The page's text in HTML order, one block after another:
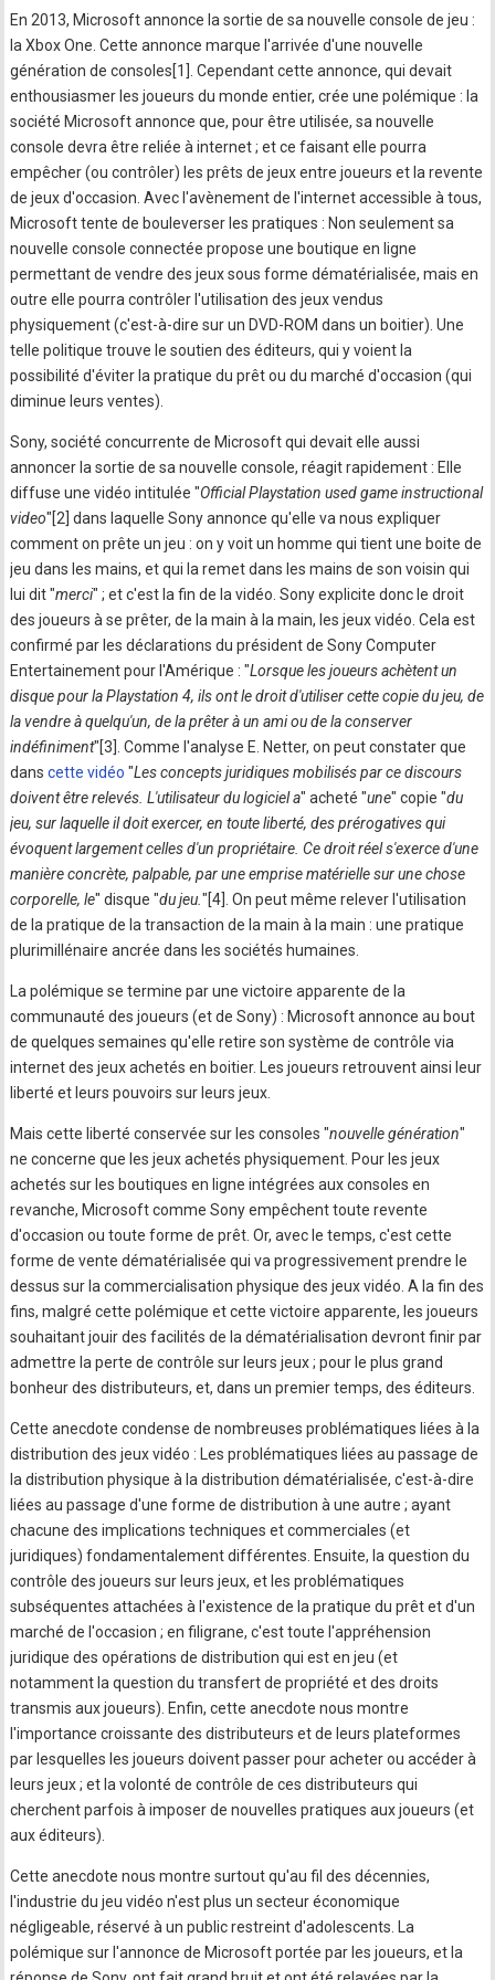
En 2013, Microsoft annonce la sortie de sa nouvelle console de jeu :
la Xbox One. Cette annonce marque l'arrivée d'une nouvelle
génération de consoles[1]. Cependant cette annonce, qui devait
enthousiasmer les joueurs du monde entier, crée une polémique : la
société Microsoft annonce que, pour être utilisée, sa nouvelle
console devra être reliée à internet ; et ce faisant elle pourra
empêcher (ou contrôler) les prêts de jeux entre joueurs et la revente
de jeux d'occasion. Avec l'avènement de l'internet accessible à tous,
Microsoft tente de bouleverser les pratiques : Non seulement sa
nouvelle console connectée propose une boutique en ligne
permettant de vendre des jeux sous forme dématérialisée, mais en
outre elle pourra contrôler l'utilisation des jeux vendus
physiquement (c'est-à-dire sur un DVD-ROM dans un boitier). Une
telle politique trouve le soutien des éditeurs, qui y voient la
possibilité d'éviter la pratique du prêt ou du marché d'occasion (qui
diminue leurs ventes).
Sony, société concurrente de Microsoft qui devait elle aussi
annoncer la sortie de sa nouvelle console, réagit rapidement : Elle
diffuse une vidéo intitulée "Official Playstation used game instructional
video"[2] dans laquelle Sony annonce qu'elle va nous expliquer
comment on prête un jeu : on y voit un homme qui tient une boite de
jeu dans les mains, et qui la remet dans les mains de son voisin qui
lui dit "merci" ; et c'est la fin de la vidéo. Sony explicite donc le droit
des joueurs à se prêter, de la main à la main, les jeux vidéo. Cela est
confirmé par les déclarations du président de Sony Computer
Entertainement pour l'Amérique : "Lorsque les joueurs achètent un
disque pour la Playstation 4, ils ont le droit d'utiliser cette copie du jeu, de
la vendre à quelqu'un, de la prêter à un ami ou de la conserver
indéfiniment"[3]. Comme l'analyse E. Netter, on peut constater que
danscette vidéo "Les concepts juridiques mobilisés par ce discours
doivent être relevés. L'utilisateur du logiciel a" acheté "une" copie "du
jeu, sur laquelle il doit exercer, en toute liberté, des prérogatives qui
évoquent largement celles d'un propriétaire. Ce droit réel s'exerce d'une
manière concrète, palpable, par une emprise matérielle sur une chose
corporelle, le" disque "du jeu."[4]. On peut même relever l'utilisation
de la pratique de la transaction de la main à la main : une pratique
plurimillénaire ancrée dans les sociétés humaines.
La polémique se termine par une victoire apparente de la
communauté des joueurs (et de Sony) : Microsoft annonce au bout
de quelques semaines qu'elle retire son système de contrôle via
internet des jeux achetés en boitier. Les joueurs retrouvent ainsi leur
liberté et leurs pouvoirs sur leurs jeux.
Mais cette liberté conservée sur les consoles "nouvelle génération"
ne concerne que les jeux achetés physiquement. Pour les jeux
achetés sur les boutiques en ligne intégrées aux consoles en
revanche, Microsoft comme Sony empêchent toute revente
d'occasion ou toute forme de prêt. Or, avec le temps, c'est cette
forme de vente dématérialisée qui va progressivement prendre le
dessus sur la commercialisation physique des jeux vidéo. A la fin des
fins, malgré cette polémique et cette victoire apparente, les joueurs
souhaitant jouir des facilités de la dématérialisation devront finir par
admettre la perte de contrôle sur leurs jeux ; pour le plus grand
bonheur des distributeurs, et, dans un premier temps, des éditeurs.
Cette anecdote condense de nombreuses problématiques liées à la
distribution des jeux vidéo : Les problématiques liées au passage de
la distribution physique à la distribution dématérialisée, c'est-à-dire
liées au passage d'une forme de distribution à une autre ; ayant
chacune des implications techniques et commerciales (et
juridiques) fondamentalement différentes. Ensuite, la question du
contrôle des joueurs sur leurs jeux, et les problématiques
subséquentes attachées à l'existence de la pratique du prêt et d'un
marché de l'occasion ; en filigrane, c'est toute l'appréhension
juridique des opérations de distribution qui est en jeu (et
notamment la question du transfert de propriété et des droits
transmis aux joueurs). Enfin, cette anecdote nous montre
l'importance croissante des distributeurs et de leurs plateformes
par lesquelles les joueurs doivent passer pour acheter ou accéder à
leurs jeux ; et la volonté de contrôle de ces distributeurs qui
cherchent parfois à imposer de nouvelles pratiques aux joueurs (et
aux éditeurs).
Cette anecdote nous montre surtout qu'au fil des décennies,
l'industrie du jeu vidéo n'est plus un secteur économique
négligeable, réservé à un public restreint d'adolescents. La
polémique sur l'annonce de Microsoft portée par les joueurs, et la